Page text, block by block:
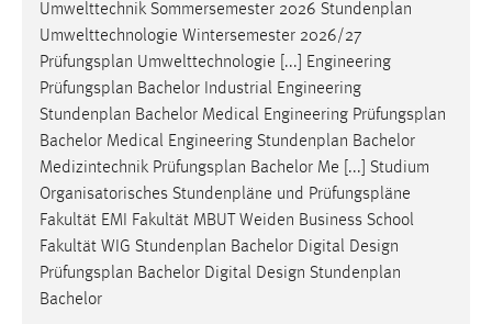
Umwelttechnik Sommersemester 2026 Stundenplan
Umwelttechnologie Wintersemester 2026/27
Prüfungsplan Umwelttechnologie [...] Engineering
Prüfungsplan Bachelor Industrial Engineering
Stundenplan Bachelor Medical Engineering Prüfungsplan
Bachelor Medical Engineering Stundenplan Bachelor
Medizintechnik Prüfungsplan Bachelor Me [...] Studium
Organisatorisches Stundenpläne und Prüfungspläne
Fakultät EMI Fakultät MBUT Weiden Business School
Fakultät WIG Stundenplan Bachelor Digital Design
Prüfungsplan Bachelor Digital Design Stundenplan
Bachelor